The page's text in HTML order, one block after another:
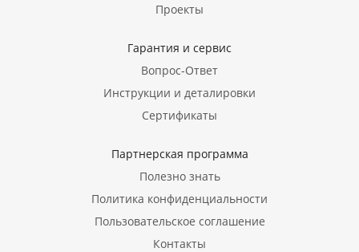
Проекты
Гарантия и сервис
Вопрос-Ответ
Инструкции и деталировки
Сертификаты
Партнерская программа
Полезно знать
Политика конфиденциальности
Пользовательское соглашение
Контакты